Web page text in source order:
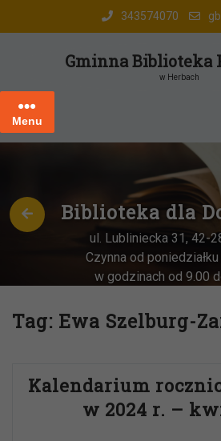
343574070
Gminna Biblioteka
w Herbach
Menu
Biblioteka dla
ul. Lubliniecka 31, 42-
Czynna od
w godzinach od 9.00
w godz. 9:00-
Tag: Ewa Szelburg-
Kalendarium
w 2024 r. –